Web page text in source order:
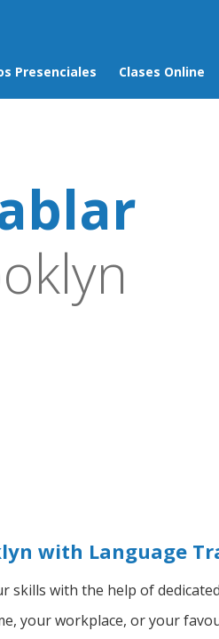
Presenciales Clases Online
with Language
skills with the help of
your workplace, or your